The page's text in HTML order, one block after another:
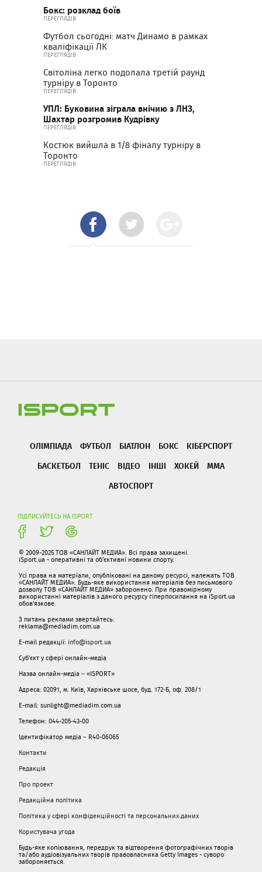
Бокс: розклад боїв
ПЕРЕГЛЯДІВ
Футбол сьогодні: матч Динамо в рамках
кваліфікації ЛК
ПЕРЕГЛЯДІВ
Світоліна легко подолала третій раунд
турніру в Торонто
ПЕРЕГЛЯДІВ
УПЛ: Буковина зіграла внічию з ЛНЗ,
Шахтар розгромив Кудрівку
ПЕРЕГЛЯДІВ
Костюк вийшла в 1/8 фіналу турніру в
Торонто
ПЕРЕГЛЯДІВ
ОЛІМПІАДА ФУТБОЛ БІАТЛОН БОКС
КІБЕРСПОРТ
БАСКЕТБОЛ
ТЕНІС ВІДЕО ІНШІ ХОКЕЙ
ММА
АВТОСПОРТ
ПІДПИСУЙТЕСЬ НА ISPORT
© 2009-2025 ТОВ «САНЛАЙТ МЕДИА». Всі права захищені.
iSport.ua - оперативні та об'єктивні новини спорту.
Усі права на матеріали, опубліковані на даному ресурсі, належать ТОВ
«САНЛАЙТ МЕДИА». Будь-яке використання матеріалів без письмового
дозволу ТОВ «САНЛАЙТ МЕДИА» заборонено. При правомірному
використанні матеріалів з даного ресурсу гіперпосилання на iSport.ua
обов'язкове.
З питань реклами звертайтесь:
reklama@mediadim.com.ua
E-mail редакції: info@isport.ua
Суб'єкт у сфері онлайн-медіа
Назва онлайн-медіа – «ISPORT»
Адреса: 02091, м. Київ, Харківське шосе, буд. 172-Б, оф. 208/1
E-mail: sunlight@mediadim.com.ua
Телефон: 044-205-43-00
Ідентифікатор медіа – R40-06065
Контакти
Редакція
Про проект
Редакційна політика
Політика у сфері конфіденційності та персональних даних
Користувача угода
Будь-яке копіювання, передрук та відтворення фотографічних творів
та/або аудіовізуальних творів правовласника Getty Images - суворо
забороняється.